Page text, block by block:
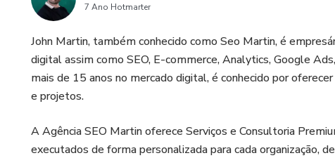
experiência segura e confiável para a compra e acesso ao
políticas claras, garantindo transparência e segurança para o
7 Ano Hotmarter
​John Martin, também conhecido como Seo Martin, é
digital assim como SEO, E-commerce, Analytics, Google
mais de 15 anos no mercado digital, é conhecido por
e projetos.
A Agência SEO Martin oferece Serviços e Consultoria
executados de forma personalizada para cada organização,